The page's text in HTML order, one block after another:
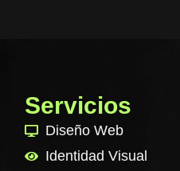
Servicios
Diseño Web
Identidad Visual